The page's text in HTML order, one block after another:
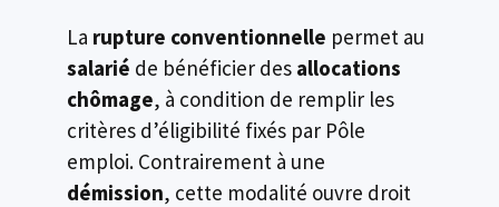
La rupture conventionnelle permet au
salarié de bénéficier des allocations
chômage, à condition de remplir les
critères d’éligibilité fixés par Pôle
emploi. Contrairement à une
démission, cette modalité ouvre droit